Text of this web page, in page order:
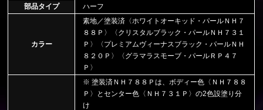
部品タイプ
ハーフ
カラー
素地／塗装済〈ホワイトオーキッド・パールＮＨ７
８８Ｐ〉〈クリスタルブラック・パールＮＨ７３１
Ｐ〉〈プレミアムヴィーナスブラック・パールＮＨ
８２０Ｐ〉〈グラマラスモーブ・パールＲＰ４７
Ｐ〉
※ 塗装済ＮＨ７８８Ｐは、ボディー色〈ＮＨ７８８
Ｐ〉とセンター色〈ＮＨ７３１Ｐ〉の2色設塗り分
け